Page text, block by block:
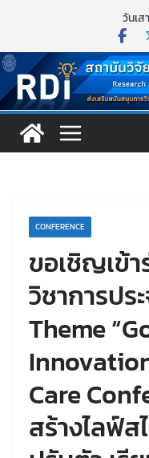
content
วันเ
CONFERENCE
ขอเชิญเข้า
วิชาการปร
Theme
Care
สร้างไลฟ์